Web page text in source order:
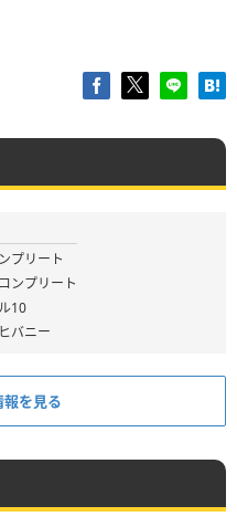
プリート
ンプリート
10
バニー
を見る